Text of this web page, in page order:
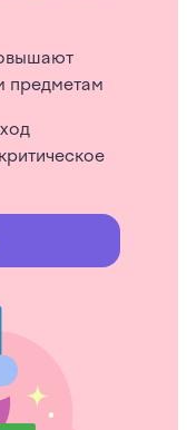
предметам